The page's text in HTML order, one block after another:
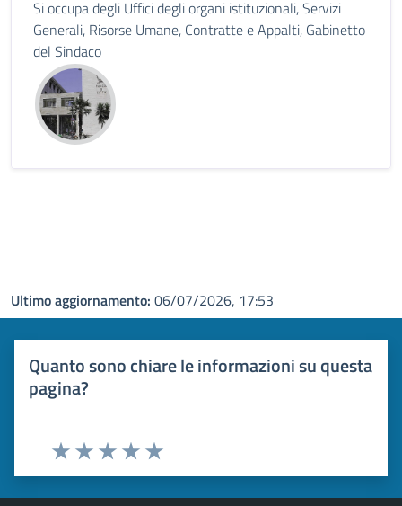
Si occupa degli Uffici degli organi istituzionali, Servizi
Generali, Risorse Umane, Contratte e Appalti, Gabinetto
del Sindaco
Ultimo aggiornamento: 06/07/2026, 17:53
Quanto sono chiare le informazioni su questa
pagina?
Valuta 5 stelle su 5
Valuta 4 stelle su 5
Valuta 3 stelle su 5
Valuta 2 stelle su 5
Valuta 1 stelle su 5